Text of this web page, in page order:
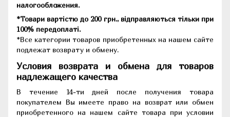
налогообложения.
*Товари вартістю до 200 грн., відправляються тільки при
100% передоплаті.
*Все категории товаров приобретенных на нашем сайте
подлежат возврату и обмену.
Условия возврата и обмена для товаров
надлежащего качества
В течение 14-ти дней после получения товара
покупателем Вы имеете право на возврат или обмен
приобретенного на нашем сайте товара при условии